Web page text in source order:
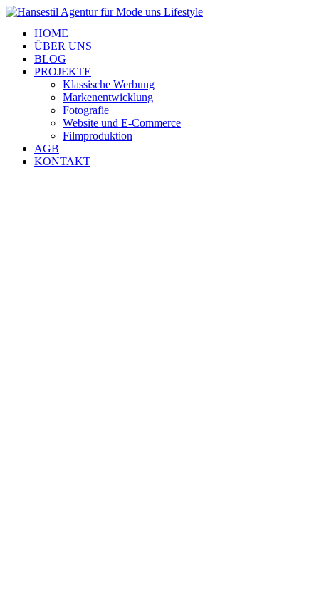
HOME
ÜBER UNS
BLOG
PROJEKTE
Klassische Werbung
Markenentwicklung
Fotografie
Website und E-Commerce
Filmproduktion
AGB
KONTAKT